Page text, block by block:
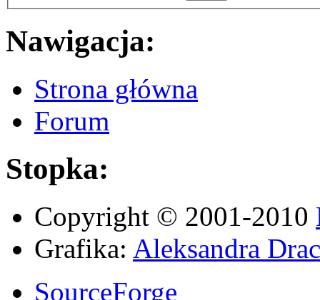
Nawigacja:
Strona główna
Forum
Stopka:
Copyright © 2001-2010
Grafika: Aleksandra
SourceForge